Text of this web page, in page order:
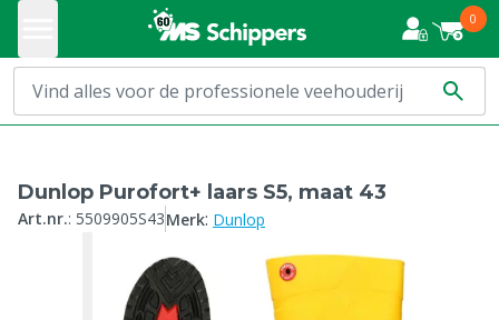
0
Dunlop Purofort+ laars S5, maat 43
Art.nr.: 5509905S43Merk: Dunlop